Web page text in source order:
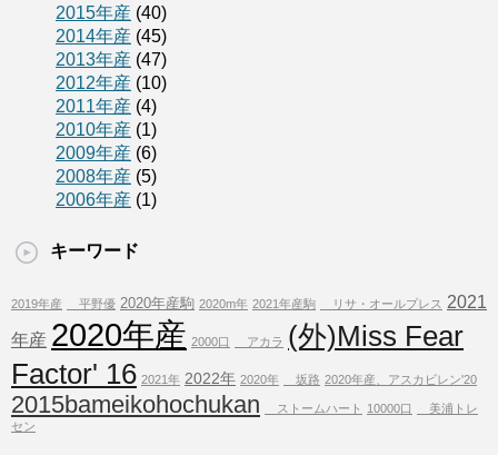
2015年産 (40)
2014年産 (45)
2013年産 (47)
2012年産 (10)
2011年産 (4)
2010年産 (1)
2009年産 (6)
2008年産 (5)
2006年産 (1)
キーワード
2019年産 平野優 2020年産駒 2020m年 2021年産駒 リサ・オールプレス 2021
年産 2020年産 2000口 アカラ (外)Miss Fear
Factor' 16 2021年 2022年 2020年 坂路 2020年産、アスカビレン'20
2015bameikohochukan ストームハート 10000口
美浦トレ
セン